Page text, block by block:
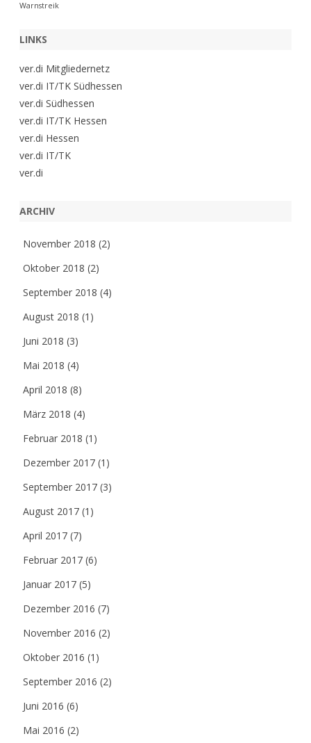
Warnstreik
LINKS
ver.di Mitgliedernetz
ver.di IT/TK Südhessen
ver.di Südhessen
ver.di IT/TK Hessen
ver.di Hessen
ver.di IT/TK
ver.di
ARCHIV
November 2018 (2)
Oktober 2018 (2)
September 2018 (4)
August 2018 (1)
Juni 2018 (3)
Mai 2018 (4)
April 2018 (8)
März 2018 (4)
Februar 2018 (1)
Dezember 2017 (1)
September 2017 (3)
August 2017 (1)
April 2017 (7)
Februar 2017 (6)
Januar 2017 (5)
Dezember 2016 (7)
November 2016 (2)
Oktober 2016 (1)
September 2016 (2)
Juni 2016 (6)
Mai 2016 (2)